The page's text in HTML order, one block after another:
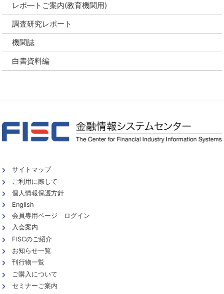
レポ―トご案内(教育機関用)
調査研究レポート
機関誌
白書資料編
サイトマップ
ご利用に際して
個人情報保護方針
English
会員専用ページ ログイン
入会案内
FISCのご紹介
お知らせ一覧
刊行物一覧
ご購入について
セミナーご案内